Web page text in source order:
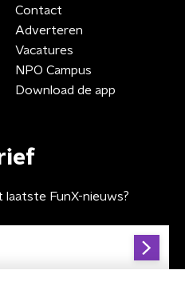
Contact
Adverteren
Vacatures
NPO Campus
Download de app
FunX-nieuws?